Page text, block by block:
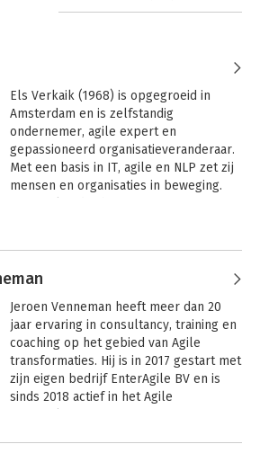
Els Verkaik (1968) is opgegroeid in
Amsterdam en is zelfstandig
ondernemer, agile expert en
gepassioneerd organisatieveranderaar.
Met een basis in IT, agile en NLP zet zij
mensen en organisaties in beweging.
gedragskaarten ‘samen verbeteren’ en
om de reis naar wendbaarheid te
helpen vormgeven.
Els Verkaik werkt samen met Jeroen
Venneman en Edwin Clerkx onder het
label Amigos aan de visie op
Jeroen Venneman heeft meer dan 20
jaar ervaring in consultancy, training en
coaching op het gebied van Agile
transformaties. Hij is in 2017 gestart met
zijn eigen bedrijf EnterAgile BV en is
sinds 2018 actief in het Agile